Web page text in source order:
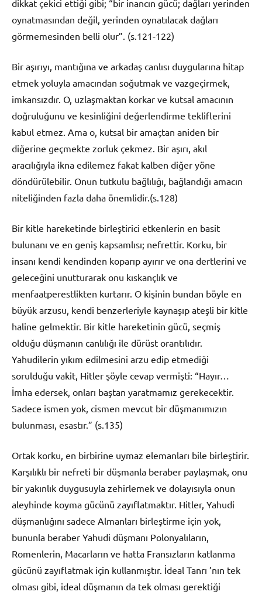
dikkat çekici ettiği gibi; “bir inancın gücü; dağları yerinden
oynatmasından değil, yerinden oynatılacak dağları
görmemesinden belli olur”. (s.121-122)
Bir aşırıyı, mantığına ve arkadaş canlısı duygularına hitap
etmek yoluyla amacından soğutmak ve vazgeçirmek,
imkansızdır. O, uzlaşmaktan korkar ve kutsal amacının
doğruluğunu ve kesinliğini değerlendirme tekliflerini
kabul etmez. Ama o, kutsal bir amaçtan aniden bir
diğerine geçmekte zorluk çekmez. Bir aşırı, akıl
aracılığıyla ikna edilemez fakat kalben diğer yöne
döndürülebilir. Onun tutkulu bağlılığı, bağlandığı amacın
niteliğinden fazla daha önemlidir.(s.128)
Bir kitle hareketinde birleştirici etkenlerin en basit
bulunanı ve en geniş kapsamlısı; nefrettir. Korku, bir
insanı kendi kendinden koparıp ayırır ve ona dertlerini ve
geleceğini unutturarak onu kıskançlık ve
menfaatperestlikten kurtarır. O kişinin bundan böyle en
büyük arzusu, kendi benzerleriyle kaynaşıp ateşli bir kitle
haline gelmektir. Bir kitle hareketinin gücü, seçmiş
olduğu düşmanın canlılığı ile dürüst orantılıdır.
Yahudilerin yıkım edilmesini arzu edip etmediği
sorulduğu vakit, Hitler şöyle cevap vermişti: “Hayır…
İmha edersek, onları baştan yaratmamız gerekecektir.
Sadece ismen yok, cismen mevcut bir düşmanımızın
bulunması, esastır.” (s.135)
Ortak korku, en birbirine uymaz elemanları bile birleştirir.
Karşılıklı bir nefreti bir düşmanla beraber paylaşmak, onu
bir yakınlık duygusuyla zehirlemek ve dolayısıyla onun
aleyhinde koyma gücünü zayıflatmaktır. Hitler, Yahudi
düşmanlığını sadece Almanları birleştirme için yok,
bununla beraber Yahudi düşmanı Polonyalıların,
Romenlerin, Macarların ve hatta Fransızların katlanma
gücünü zayıflatmak için kullanmıştır. İdeal Tanrı ’nın tek
olması gibi, ideal düşmanın da tek olması gerektiği